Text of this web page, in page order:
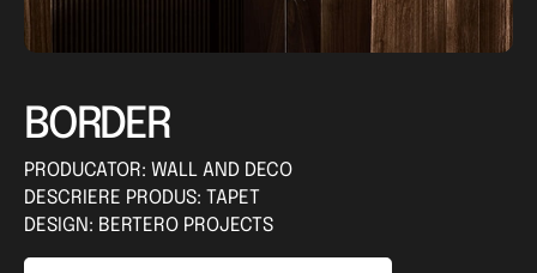
BORDER
PRODUCATOR: WALL AND DECO
DESCRIERE PRODUS: TAPET
DESIGN: BERTERO PROJECTS